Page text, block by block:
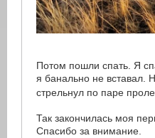
Потом пошли спать. Я
я банально не вставал.
стрельнул по паре
Так закончилась моя
Спасибо за внимание.